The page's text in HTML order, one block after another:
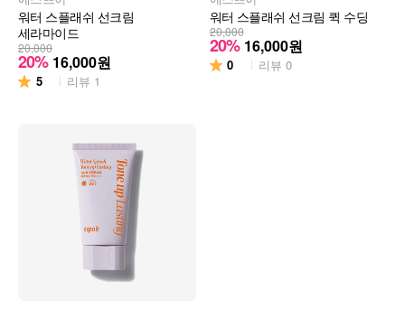
워터 스플래쉬 선크림
세라마이드
20,000
20% 16,000원
5 리뷰 1
워터 스플래쉬 선크림 퀵 수딩
20,000
20% 16,000원
0 리뷰 0